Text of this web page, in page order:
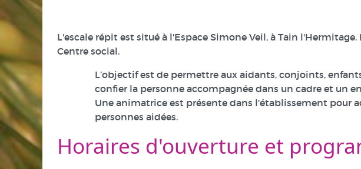
L'escale répit est situé à l'Espace Simone Veil, à Tain
Centre social.
L’objectif est de permettre aux aidants, conjoints,
confier la personne accompagnée dans un cadre et un
Une animatrice est présente dans l'établissement pour
personnes aidées.
Horaires d'ouverture et